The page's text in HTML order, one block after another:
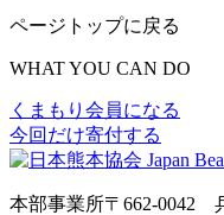
ページトップに戻る
WHAT YOU CAN DO
くまもり会員になる
今回だけ寄付する
本部事業所〒662-0042